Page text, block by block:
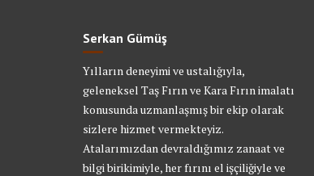
Serkan Gümüş
Yılların deneyimi ve ustalığıyla,
geleneksel Taş Fırın ve Kara Fırın imalatı
konusunda uzmanlaşmış bir ekip olarak
sizlere hizmet vermekteyiz.
Atalarımızdan devraldığımız zanaat ve
bilgi birikimiyle, her fırını el işçiliğiyle ve